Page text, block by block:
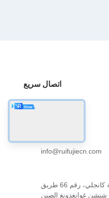
اتصال سريع
info@ruifujiecn.com
المبنى رقم 1، مدينة كانجلي، رقم 66 طريق
شنشن غوانغدونغ الصين